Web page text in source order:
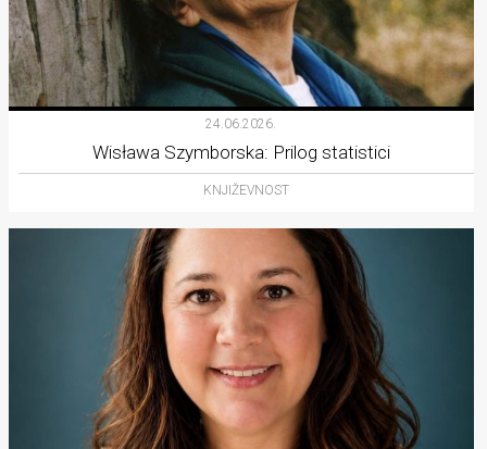
24.06.2026.
Wisława Szymborska: Prilog statistici
KNJIŽEVNOST